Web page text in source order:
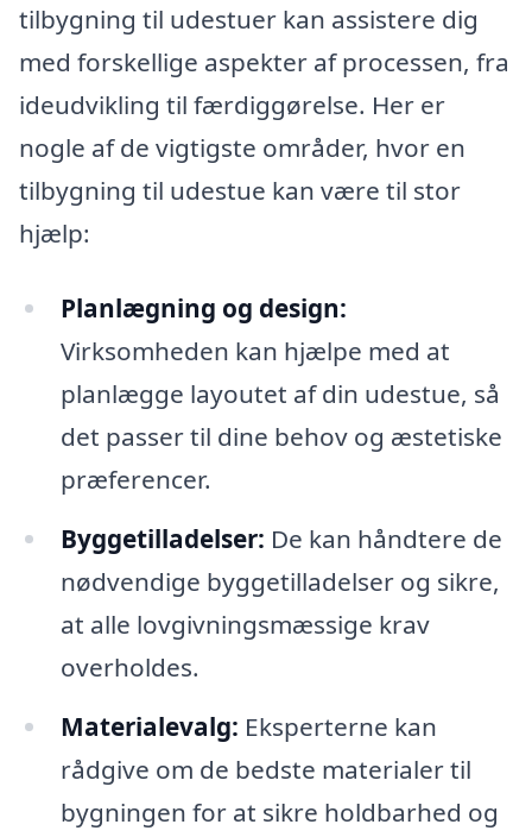
tilbygning til udestuer kan assistere dig
med forskellige aspekter af processen, fra
ideudvikling til færdiggørelse. Her er
nogle af de vigtigste områder, hvor en
tilbygning til udestue kan være til stor
hjælp:
Planlægning og design:
Virksomheden kan hjælpe med at
planlægge layoutet af din udestue, så
det passer til dine behov og æstetiske
præferencer.
Byggetilladelser: De kan håndtere de
nødvendige byggetilladelser og sikre,
at alle lovgivningsmæssige krav
overholdes.
Materialevalg: Eksperterne kan
rådgive om de bedste materialer til
bygningen for at sikre holdbarhed og